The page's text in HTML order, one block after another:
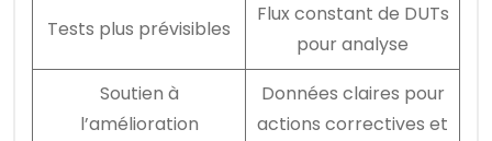
Tests plus prévisibles
Flux constant de DUTs
pour analyse
Soutien à
l’amélioration
Données claires pour
actions correctives et